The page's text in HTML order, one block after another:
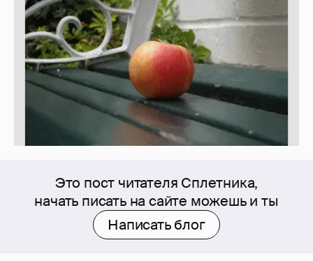
Это пост читателя Сплетника,
начать писать на сайте можешь и ты
Написать блог